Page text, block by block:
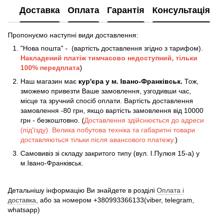
Доставка Оплата Гарантія Консультація
Пропонуємо наступні види доставлення:
"Нова пошта" - (вартість доставлення згідно з тарифом).
Накладений платіж тимчасово недоступний, тільки
100% передплата)
Наш магазин має кур'єра у м. Івано-Франківськ. Тож,
зможемо привезти Ваше замовлення, узгодивши час,
місце та зручний спосіб оплати. Вартість доставлення
замовлення -80 грн, якщо вартість замовлення від 10000
грн - безкоштовно. (Доставлення здійснюється до адреси
(під'їзду). Велика побутова техніка та габаритні товари
доставляються тільки після авансового платежу.)
Самовивіз зі складу закритого типу (вул. І.Пулюя 15-а) у
м.Івано-Франківськ.
Детальнішу інформацію Ви знайдете в розділі Оплата і
доставка , або за номером +380993366133(viber, telegram,
whatsapp)